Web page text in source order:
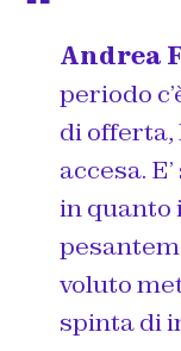
Andrea
periodo
di offerta,
accesa.
in quanto
voluto
spinta di